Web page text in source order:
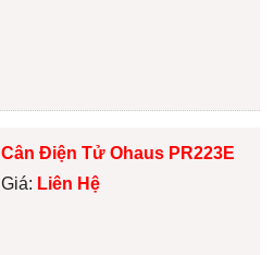
Cân Điện Tử Ohaus PR223E
Giá: Liên Hệ